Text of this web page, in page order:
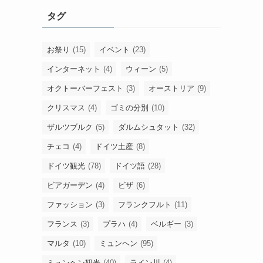
カ
イ
タグ
お祭り (15) イベント (23)
インターネット (4) ウィーン (5)
オクトーバーフェスト (3) オーストリア (9)
クリスマス (4) ゴミの分別 (10)
ザルツブルク (5) ダルムシュタット (32)
チェコ (4) ドイツ土産 (8)
ドイツ観光 (78) ドイツ語 (28)
ビアガーデン (4) ビザ (6)
ファッション (3) フランクフルト (11)
フランス (3) プラハ (4) ベルギー (3)
マルタ (10) ミュンヘン (95)